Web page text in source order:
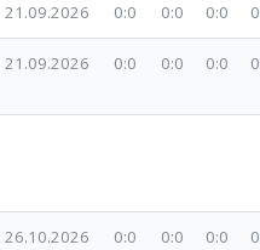
21.09.2026 0:0 0:0 0:0
21.09.2026 0:0 0:0 0:0
26.10.2026 0:0 0:0 0:0